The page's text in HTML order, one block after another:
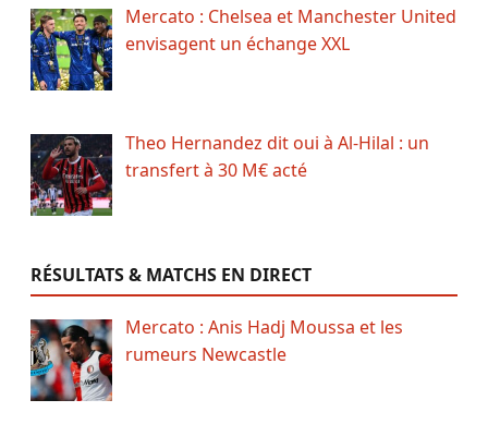
Mercato : Chelsea et Manchester United
envisagent un échange XXL
Theo Hernandez dit oui à Al-Hilal : un
transfert à 30 M€ acté
RÉSULTATS & MATCHS EN DIRECT
Mercato : Anis Hadj Moussa et les
rumeurs Newcastle